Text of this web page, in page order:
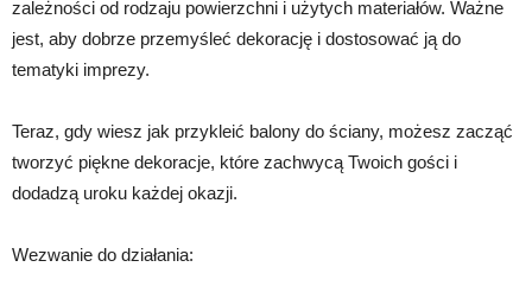
zależności od rodzaju powierzchni i użytych materiałów. Ważne
jest, aby dobrze przemyśleć dekorację i dostosować ją do
tematyki imprezy.
Teraz, gdy wiesz jak przykleić balony do ściany, możesz zacząć
tworzyć piękne dekoracje, które zachwycą Twoich gości i
dodadzą uroku każdej okazji.
Wezwanie do działania: